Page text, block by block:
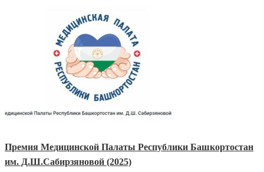
Премия Медицинской Палаты Республики Башкортостан
им. Д.Ш.Сабирзяновой (2025)